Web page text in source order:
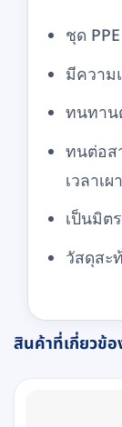
ชุด
มีความ
ทนทาน
ทนต่อส
เวลาเ
เป็นมิต
วัสดุสะ
สินค้าที่เกี่ยวข้อ